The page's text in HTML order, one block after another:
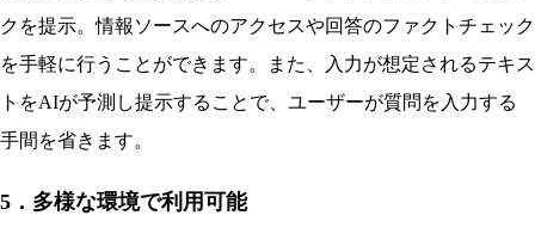
クを提示。情報ソースへのアクセスや回答のファクトチェック
を手軽に行うことができます。また、入力が想定されるテキス
トをAIが予測し提示することで、ユーザーが質問を入力する
手間を省きます。
5．多様な環境で利用可能